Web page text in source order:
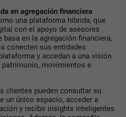
en agregación financiera
una plataforma híbrida, que
con el apoyo de asesores
en la agregación financiera,
conecten sus entidades
y accedan a una visión
patrimonio, movimientos e
clientes pueden consultar su
un único espacio, acceder a
y recibir insights inteligentes